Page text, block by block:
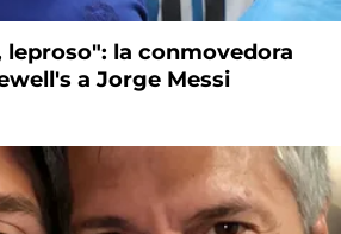
leproso": la conmovedora
a Jorge Messi